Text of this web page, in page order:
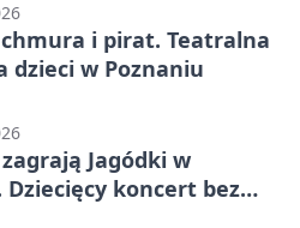
i pirat. Teatralna
dzieci w Poznaniu
Jagódki w
Dziecięcy koncert bez